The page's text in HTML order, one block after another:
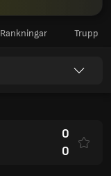
Rankningar Trupp
0
0